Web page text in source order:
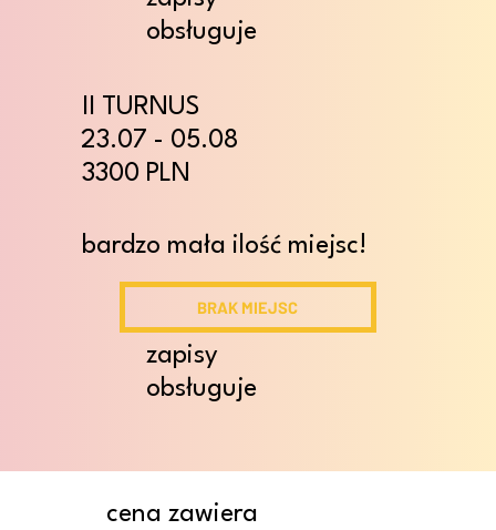
obsługuje
II TURNUS
23.07 - 05.08
3300 PLN
bardzo mała ilość miejsc!
BRAK MIEJSC
zapisy
obsługuje
cena zawiera